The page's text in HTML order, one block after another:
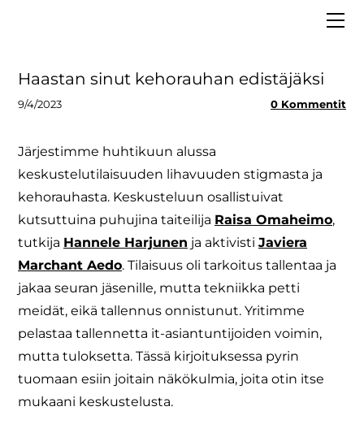
Haastan sinut kehorauhan edistäjäksi
9/4/2023 0 Kommentit
Järjestimme huhtikuun alussa
keskustelutilaisuuden lihavuuden stigmasta ja
kehorauhasta. Keskusteluun osallistuivat
kutsuttuina puhujina taiteilija Raisa Omaheimo,
tutkija Hannele Harjunen ja aktivisti Javiera
Marchant Aedo. Tilaisuus oli tarkoitus tallentaa ja
jakaa seuran jäsenille, mutta tekniikka petti
meidät, eikä tallennus onnistunut. Yritimme
pelastaa tallennetta it-asiantuntijoiden voimin,
mutta tuloksetta. Tässä kirjoituksessa pyrin
tuomaan esiin joitain näkökulmia, joita otin itse
mukaani keskustelusta.
Säännöt ja tietosuoja
Tiedolla johtaminen